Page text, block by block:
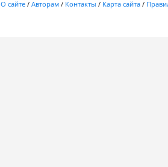
О сайте / Авторам / Контакты / Карта сайта /